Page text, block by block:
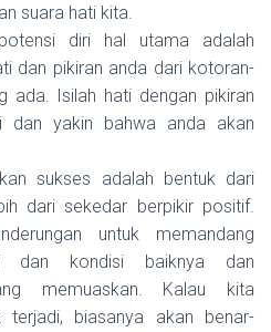
suara hati kita.
diri hal utama adalah
dan pikiran anda dari kotoran-
ada. Isilah hati dengan pikiran
dan yakin bahwa anda akan
sukses adalah bentuk dari
dari sekedar berpikir positif.
untuk memandang
dan kondisi baiknya dan
memuaskan. Kalau kita
terjadi, biasanya akan benar-